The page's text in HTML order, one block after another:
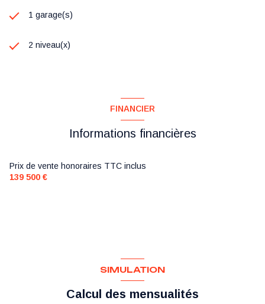
1 garage(s)
2 niveau(x)
FINANCIER
Informations financières
Prix de vente honoraires TTC inclus
139 500 €
SIMULATION
Calcul des mensualités